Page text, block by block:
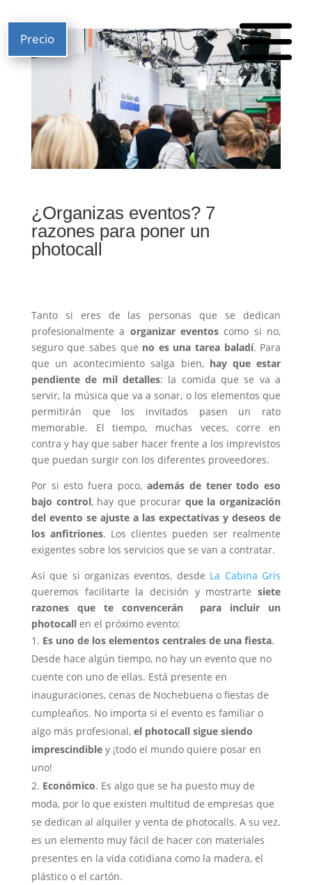
Precio
¿Organizas eventos? 7
razones para poner un
photocall
Tanto si eres de las personas que se dedican
profesionalmente a organizar eventos como si no,
seguro que sabes que no es una tarea baladí. Para
que un acontecimiento salga bien, hay que estar
pendiente de mil detalles: la comida que se va a
servir, la música que va a sonar, o los elementos que
permitirán que los invitados pasen un rato
memorable. El tiempo, muchas veces, corre en
contra y hay que saber hacer frente a los imprevistos
que puedan surgir con los diferentes proveedores.
Por si esto fuera poco, además de tener todo eso
bajo control, hay que procurar que la organización
del evento se ajuste a las expectativas y deseos de
los anfitriones. Los clientes pueden ser realmente
exigentes sobre los servicios que se van a contratar.
Así que si organizas eventos, desde La Cabina Gris
queremos facilitarte la decisión y mostrartesiete
razones que te convencerán para incluir un
photocallen el próximo evento:
Es uno de los elementos centrales de una fiesta.
Desde hace algún tiempo, no hay un evento que no
cuente con uno de ellas. Está presente en
inauguraciones, cenas de Nochebuena o fiestas de
cumpleaños. No importa si el evento es familiar o
algo más profesional, el photocall sigue siendo
imprescindibley ¡todo el mundo quiere posar en
uno!
Económico. Es algo que se ha puesto muy de
moda, por lo que existen multitud de empresas que
se dedican al alquiler y venta de photocalls. A su vez,
es un elemento muy fácil de hacer con materiales
presentes en la vida cotidiana como la madera, el
plástico o el cartón.